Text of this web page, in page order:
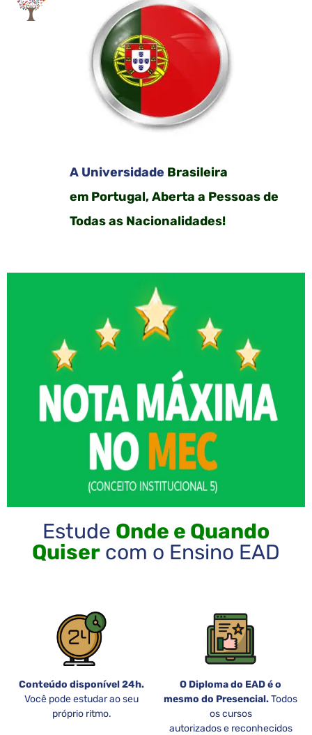
A Universidade Brasileira
em Portugal, Aberta a Pessoas de
Todas as Nacionalidades!
Estude Onde e Quando
Quiser com o Ensino EAD
Conteúdo disponível 24h.
Você pode estudar ao seu
próprio ritmo.
O Diploma do EAD é o
mesmo do Presencial.Todos
os cursos
autorizados e reconhecidos